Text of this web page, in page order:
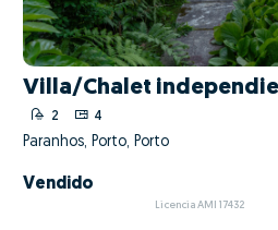
Villa/Chalet
2 4
Paranhos, Porto, Porto
Vendido
Licencia AMI 17432